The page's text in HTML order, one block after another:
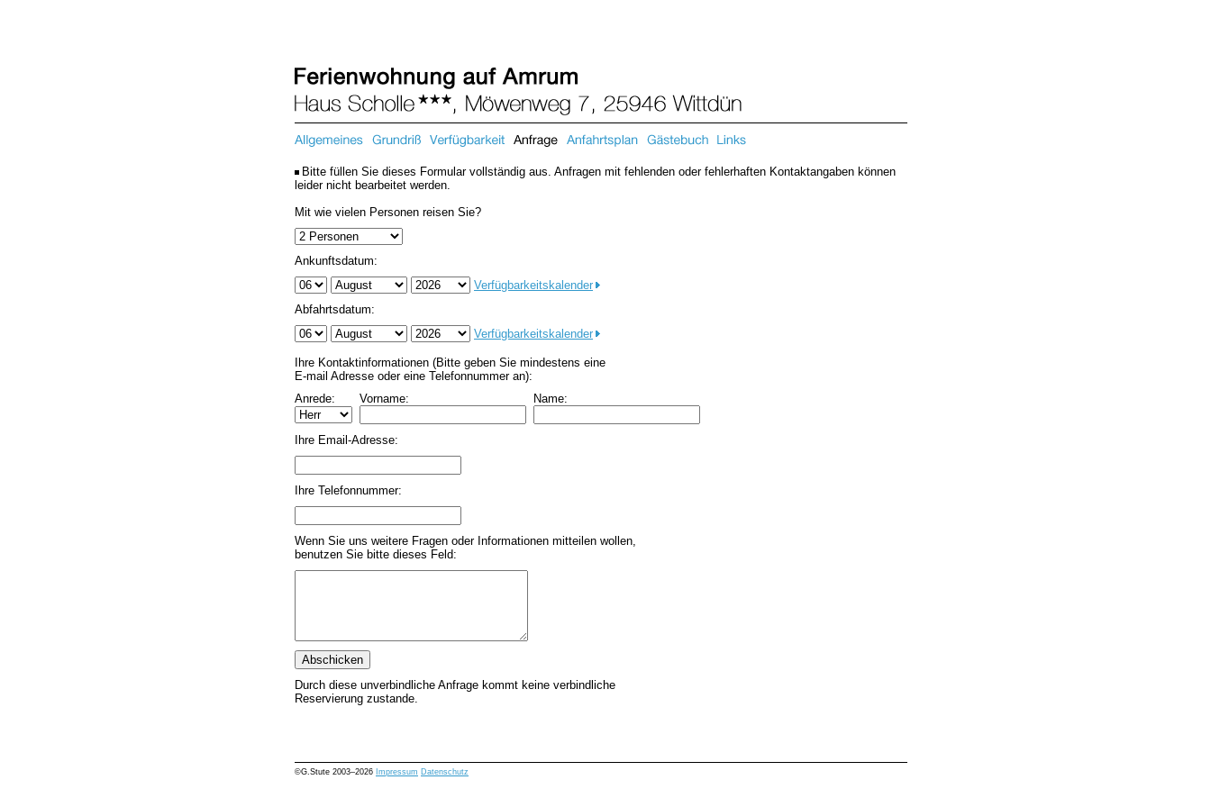
Bitte füllen Sie dieses Formular vollständig aus. Anfragen mit fehlenden oder fehlerhaften Kontaktangaben können
leider nicht bearbeitet werden.
Mit wie vielen Personen reisen Sie?
Ankunftsdatum:
Verfügbarkeitskalender
Abfahrtsdatum:
Verfügbarkeitskalender
Ihre Kontaktinformationen (Bitte geben Sie mindestens eine
E-mail Adresse oder eine Telefonnummer an):
Anrede:
Vorname: Name:
Ihre Email-Adresse:
Ihre Telefonnummer:
Wenn Sie uns weitere Fragen oder Informationen mitteilen wollen,
benutzen Sie bitte dieses Feld:
Durch diese unverbindliche Anfrage kommt keine verbindliche
Reservierung zustande.
©G.Stute 2003–2026 Impressum Datenschutz